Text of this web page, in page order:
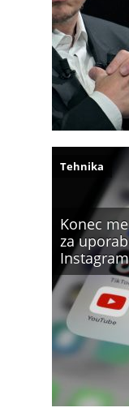
Konec
za
Tehnika